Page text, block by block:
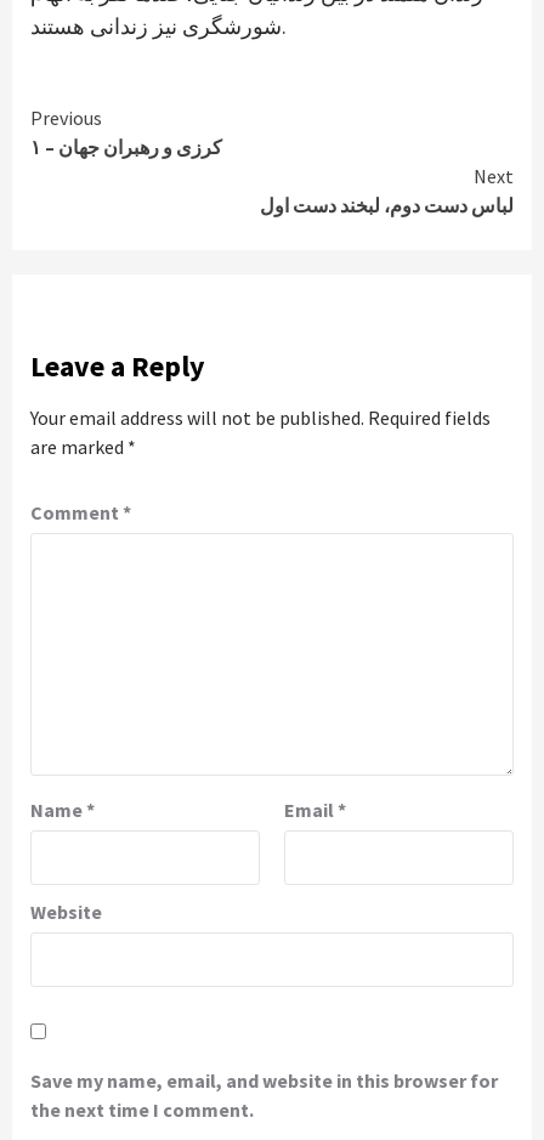
شورشگری نیز زندانی هستند.
Continue
Reading
Previous
کرزی و رهبران جهان – ۱
Next
لباس دست دوم، لبخند دست اول
Leave a Reply
Your email address will not be published. Required fields
are marked *
Comment *
Name* Email *
Website
Save my name, email, and website in this browser for
the next time I comment.